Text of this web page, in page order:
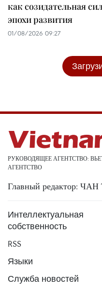
как созидательная
эпохи развития
01/08/2026 09:27
РУКОВОДЯЩЕЕ АГЕНТСТВО:
АГЕНТСТВО
Главный редактор:
Интеллектуальная
собственность
RSS
Языки
Служба новостей